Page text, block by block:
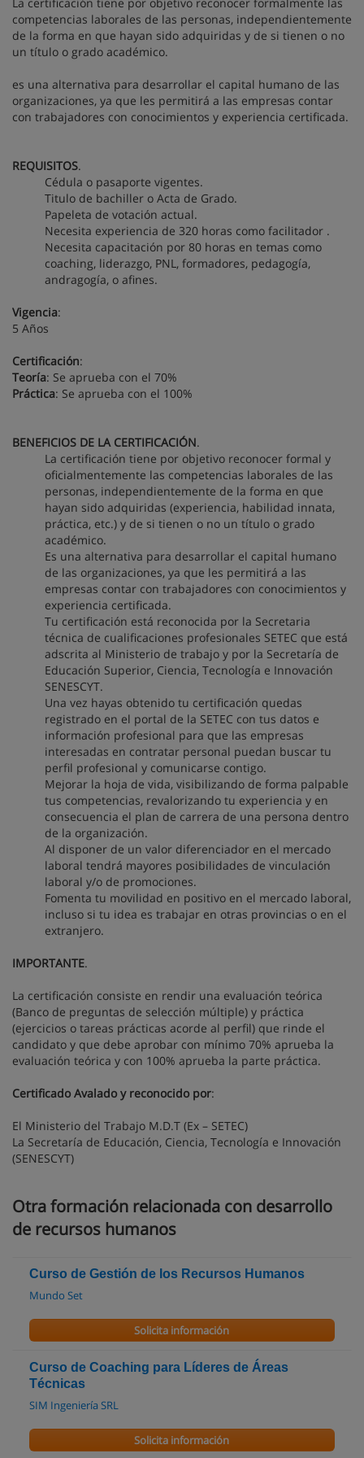
competencias laborales de las personas, independientemente
de la forma en que hayan sido adquiridas y de si tienen o no
un título o grado académico.
es una alternativa para desarrollar el capital humano de las
organizaciones, ya que les permitirá a las empresas contar
con trabajadores con conocimientos y experiencia certificada.
REQUISITOS.
Cédula o pasaporte vigentes.
Titulo de bachiller o Acta de Grado.
Papeleta de votación actual.
Necesita experiencia de 320 horas como facilitador .
Necesita capacitación por 80 horas en temas como
coaching, liderazgo, PNL, formadores, pedagogía,
andragogía, o afines.
Vigencia:
5 Años
Certificación:
Teoría: Se aprueba con el 70%
Práctica: Se aprueba con el 100%
BENEFICIOS DE LA CERTIFICACIÓN.
La certificación tiene por objetivo reconocer formal y
oficialmentemente las competencias laborales de las
personas, independientemente de la forma en que
hayan sido adquiridas (experiencia, habilidad innata,
práctica, etc.) y de si tienen o no un título o grado
académico.
Es una alternativa para desarrollar el capital humano
de las organizaciones, ya que les permitirá a las
empresas contar con trabajadores con conocimientos y
experiencia certificada.
Tu certificación está reconocida por la Secretaria
técnica de cualificaciones profesionales SETEC que está
adscrita al Ministerio de trabajo y por la Secretaría de
Educación Superior, Ciencia, Tecnología e Innovación
SENESCYT.
Una vez hayas obtenido tu certificación quedas
registrado en el portal de la SETEC con tus datos e
información profesional para que las empresas
interesadas en contratar personal puedan buscar tu
perfil profesional y comunicarse contigo.
Mejorar la hoja de vida, visibilizando de forma palpable
tus competencias, revalorizando tu experiencia y en
consecuencia el plan de carrera de una persona dentro
de la organización.
Al disponer de un valor diferenciador en el mercado
laboral tendrá mayores posibilidades de vinculación
laboral y/o de promociones.
Fomenta tu movilidad en positivo en el mercado laboral,
incluso si tu idea es trabajar en otras provincias o en el
extranjero.
IMPORTANTE.
La certificación consiste en rendir una evaluación teórica
(Banco de preguntas de selección múltiple) y práctica
(ejercicios o tareas prácticas acorde al perfil) que rinde el
candidato y que debe aprobar con mínimo 70% aprueba la
evaluación teórica y con 100% aprueba la parte práctica.
Certificado Avalado y reconocido por:
El Ministerio del Trabajo M.D.T (Ex – SETEC)
La Secretaría de Educación, Ciencia, Tecnología e Innovación
(SENESCYT)
Otra formación relacionada con desarrollo
de recursos humanos
Curso de Gestión de los Recursos Humanos
Mundo Set
Solicita información
Curso de Coaching para Líderes de Áreas
Técnicas
SIM Ingeniería SRL
Solicita información